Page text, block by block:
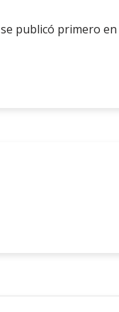
se publicó primero en